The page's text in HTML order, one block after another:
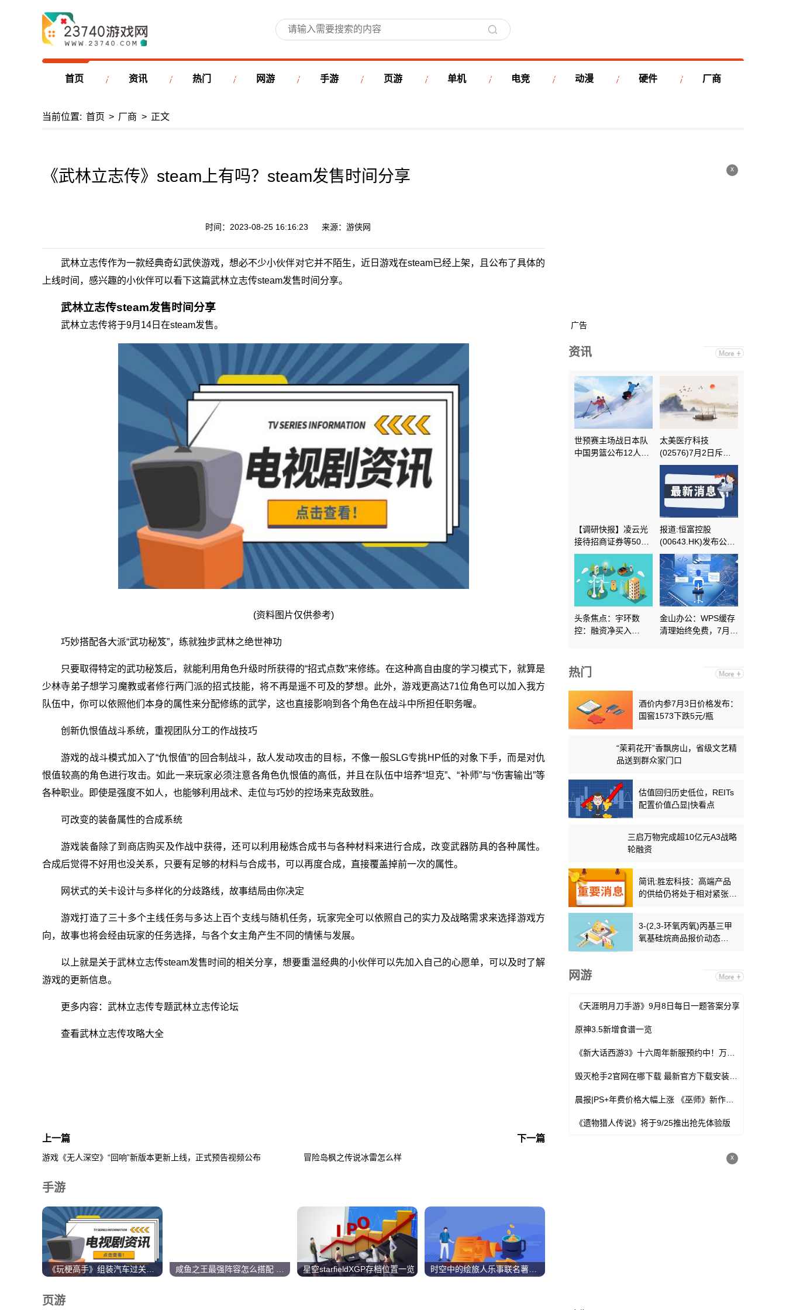
首页 资讯 热门 网游 手游 页游 单机 电竞 动漫 硬件 厂商
当前位置: 首页 > 厂商 > 正文
《武林立志传》steam上有吗？steam发售时间分享
时间：2023-08-25 16:16:23 来源：游侠网
武林立志传作为一款经典奇幻武侠游戏，想必不少小伙伴对它并不陌生，近日游戏在steam已经上架，且公布了具体的
上线时间，感兴趣的小伙伴可以看下这篇武林立志传steam发售时间分享。
武林立志传steam发售时间分享
武林立志传将于9月14日在steam发售。
(资料图片仅供参考)
巧妙搭配各大派“武功秘笈”，练就独步武林之绝世神功
只要取得特定的武功秘笈后，就能利用角色升级时所获得的“招式点数”来修练。在这种高自由度的学习模式下，就算是
少林寺弟子想学习魔教或者修行两门派的招式技能，将不再是遥不可及的梦想。此外，游戏更高达71位角色可以加入我方
队伍中，你可以依照他们本身的属性来分配修练的武学，这也直接影响到各个角色在战斗中所担任职务喔。
创新仇恨值战斗系统，重视团队分工的作战技巧
游戏的战斗模式加入了“仇恨值”的回合制战斗，敌人发动攻击的目标，不像一般SLG专挑HP低的对象下手，而是对仇
恨值较高的角色进行攻击。如此一来玩家必须注意各角色仇恨值的高低，并且在队伍中培养“坦克”、“补师”与“伤害输出”等
各种职业。即使是强度不如人，也能够利用战术、走位与巧妙的控场来克敌致胜。
可改变的装备属性的合成系统
游戏装备除了到商店购买及作战中获得，还可以利用秘炼合成书与各种材料来进行合成，改变武器防具的各种属性。
合成后觉得不好用也没关系，只要有足够的材料与合成书，可以再度合成，直接覆盖掉前一次的属性。
网状式的关卡设计与多样化的分歧路线，故事结局由你决定
游戏打造了三十多个主线任务与多达上百个支线与随机任务，玩家完全可以依照自己的实力及战略需求来选择游戏方
向，故事也将会经由玩家的任务选择，与各个女主角产生不同的情愫与发展。
以上就是关于武林立志传steam发售时间的相关分享，想要重温经典的小伙伴可以先加入自己的心愿单，可以及时了解
游戏的更新信息。
更多内容：武林立志传专题武林立志传论坛
查看武林立志传攻略大全
上一篇
游戏《无人深空》“回响”新版本更新上线，正式预告视频公布
下一篇
冒险岛枫之传说冰雷怎么样
手游
星空starfieldXGP存档位置一览 时空中的绘旅人乐事联名薯片怎么购买 时空中的绘旅人乐事联名薯片购买建议
页游
x
广告
资讯
世预赛主场战日本队
中国男篮公布12人名
太美医疗科技
(02576)7月2日斥资
46.9万港元回购7.24
万股|微头条
【调研快报】凌云光
接待招商证券等50家
机构调研 播报
报道:恒富控股
(00643.HK)发布公
告，该公司的股份将
于2026年7月2日下午
一时正起恢复买卖
头条焦点：宇环数
控：融资净买入
金山办公：WPS缓存
清理始终免费，7月上
热门
酒价内参7月3日价格发布：
国窖1573下跌5元/瓶
“茉莉花开”香飘房山，省级文艺精
品送到群众家门口
估值回归历史低位，REITs
配置价值凸显|快看点
三启万物完成超10亿元A3战略
轮融资
简讯:胜宏科技：高端产品
的供给仍将处于相对紧张的
3-(2,3-环氧丙氧)丙基三甲
氧基硅烷商品报价动态
网游
《天涯明月刀手游》9月8日每日一题答案分享
原神3.5新增食谱一览
《遗物猎人传说》将于9/25推出抢先体验版
x